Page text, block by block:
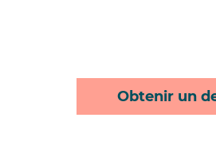
Obtenir un